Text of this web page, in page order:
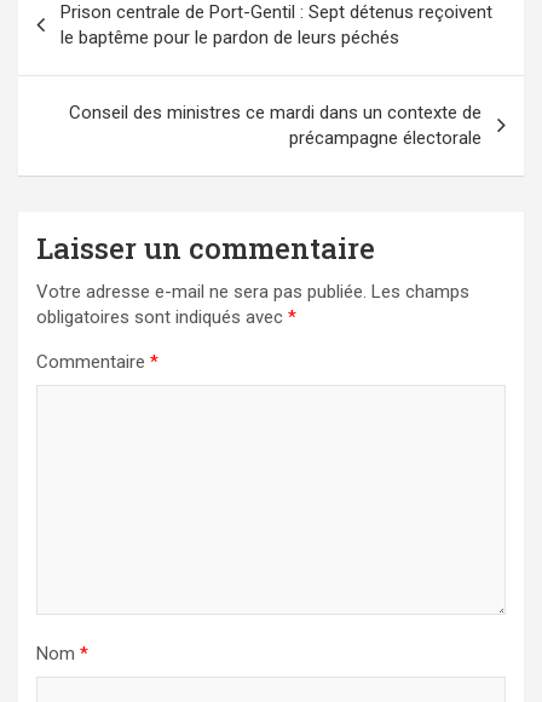
de
l’article
Prison centrale de Port-Gentil : Sept détenus reçoivent
le baptême pour le pardon de leurs péchés
Conseil des ministres ce mardi dans un contexte de
précampagne électorale
Laisser un commentaire
Votre adresse e-mail ne sera pas publiée. Les champs
obligatoires sont indiqués avec *
Commentaire *
Nom *